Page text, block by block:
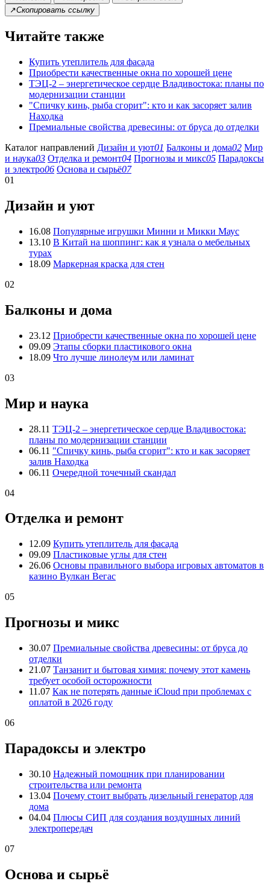
↗Скопировать ссылку
Читайте также
Купить утеплитель для фасада
Приобрести качественные окна по хорошей цене
ТЭЦ-2 – энергетическое сердце Владивостока: планы по
модернизации станции
"Спичку кинь, рыба сгорит": кто и как засоряет залив
Находка
Премиальные свойства древесины: от бруса до отделки
Каталог направлений Дизайн и уют01 Балконы и дома02 Мир
и наука03 Отделка и ремонт04 Прогнозы и микс05 Парадоксы
и электро06 Основа и сырьё07
01
Дизайн и уют
16.08 Популярные игрушки Минни и Микки Маус
13.10 В Китай на шоппинг: как я узнала о мебельных
турах
18.09 Маркерная краска для стен
02
Балконы и дома
23.12 Приобрести качественные окна по хорошей цене
09.09 Этапы сборки пластикового окна
18.09 Что лучше линолеум или ламинат
03
Мир и наука
28.11 ТЭЦ-2 – энергетическое сердце Владивостока:
планы по модернизации станции
06.11 "Спичку кинь, рыба сгорит": кто и как засоряет
залив Находка
06.11 Очередной точечный скандал
04
Отделка и ремонт
12.09 Купить утеплитель для фасада
09.09 Пластиковые углы для стен
26.06 Основы правильного выбора игровых автоматов в
казино Вулкан Вегас
05
Прогнозы и микс
30.07 Премиальные свойства древесины: от бруса до
отделки
21.07 Танзанит и бытовая химия: почему этот камень
требует особой осторожности
11.07 Как не потерять данные iCloud при проблемах с
оплатой в 2026 году
06
Парадоксы и электро
30.10 Надежный помощник при планировании
строительства или ремонта
13.04 Почему стоит выбрать дизельный генератор для
дома
04.04 Плюсы СИП для создания воздушных линий
электропередач
07
Основа и сырьё